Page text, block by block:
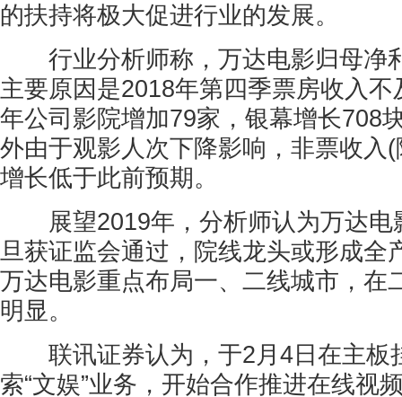
的扶持将极大促进行业的发展。
行业分析师称，万达电影归母净
主要原因是2018年第四季票房收入
年公司影院增加79家，银幕增长708
外由于观影人次下降影响，非票收入
增长低于此前预期。
展望2019年，分析师认为万达电
旦获证监会通过，院线龙头或形成全
万达电影重点布局一、二线城市，在
明显。
联讯证券认为，于2月4日在主板
索“文娱”业务，开始合作推进在线视